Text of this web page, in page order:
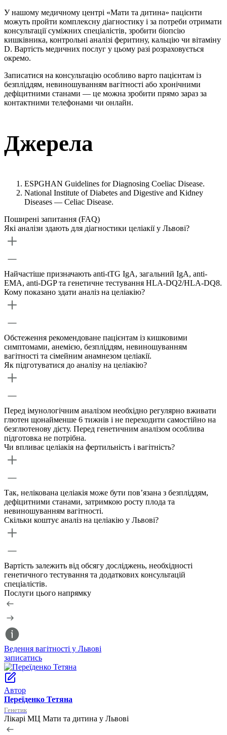
У нашому медичному центрі «Мати та дитина» пацієнти
можуть пройти комплексну діагностику і за потреби отримати
консультації суміжних спеціалістів, зробити біопсію
кишківника, контрольні аналізі феритину, кальцію чи вітаміну
D. Вартість медичних послуг у цьому разі розраховується
окремо.
Записатися на консультацію особливо варто пацієнтам із
безпліддям, невиношуванням вагітності або хронічними
дефіцитними станами — це можна зробити прямо зараз за
контактними телефонами чи онлайн.
Джерела
ESPGHAN Guidelines for Diagnosing Coeliac Disease.
National Institute of Diabetes and Digestive and Kidney
Diseases — Celiac Disease.
Поширені запитання (FAQ)
Які аналізи здають для діагностики целіакії у Львові?
Найчастіше призначають anti-tTG IgA, загальний IgA, anti-
EMA, anti-DGP та генетичне тестування HLA-DQ2/HLA-DQ8.
Кому показано здати аналіз на целіакію?
Обстеження рекомендоване пацієнтам із кишковими
симптомами, анемією, безпліддям, невиношуванням
вагітності та сімейним анамнезом целіакії.
Як підготуватися до аналізу на целіакію?
Перед імунологічним аналізом необхідно регулярно вживати
глютен щонайменше 6 тижнів і не переходити самостійно на
безглютенову дієту. Перед генетичним аналізом особлива
підготовка не потрібна.
Чи впливає целіакія на фертильність і вагітність?
Так, нелікована целіакія може бути пов’язана з безпліддям,
дефіцитними станами, затримкою росту плода та
невиношуванням вагітності.
Скільки коштує аналіз на целіакію у Львові?
Вартість залежить від обсягу досліджень, необхідності
генетичного тестування та додаткових консультацій
спеціалістів.
Послуги цього напрямку
Ведення вагітності у Львові
записатись
Автор
Переїденко Тетяна
Генетик
Лікарі МЦ Мати та дитина у Львові